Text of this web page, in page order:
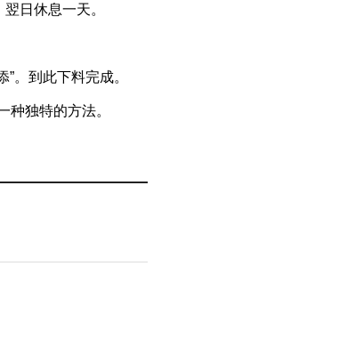
日休息一天。
。到此下料完成。
种独特的方法。